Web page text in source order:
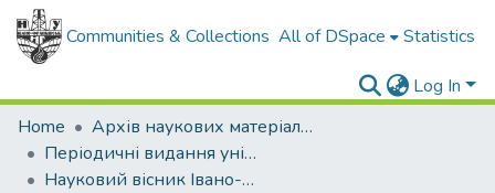
Communities & Collections All of DSpace Statistics
Log In
Home
Архів наукових матеріалів
Періодичні видання університету
Науковий вісник Івано-Франківського національного технічного університету нафти і газу